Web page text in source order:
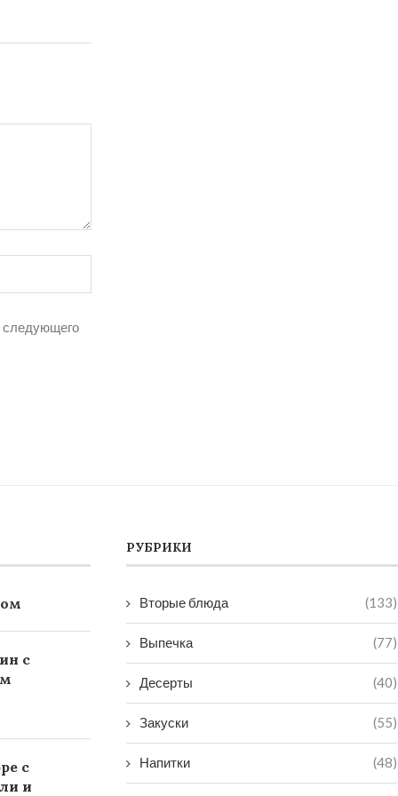
следующего
с
с
и
РУБРИКИ
Вторые блюда (133)
Выпечка (77)
Десерты (40)
Закуски (55)
Напитки (48)